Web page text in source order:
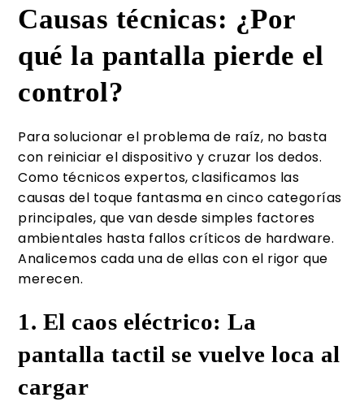
Causas técnicas: ¿Por
qué la pantalla pierde el
control?
Para solucionar el problema de raíz, no basta
con reiniciar el dispositivo y cruzar los dedos.
Como técnicos expertos, clasificamos las
causas del toque fantasma en cinco categorías
principales, que van desde simples factores
ambientales hasta fallos críticos de hardware.
Analicemos cada una de ellas con el rigor que
merecen.
1. El caos eléctrico: La
pantalla tactil se vuelve loca al
cargar